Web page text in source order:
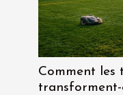
Comment les
transforment-